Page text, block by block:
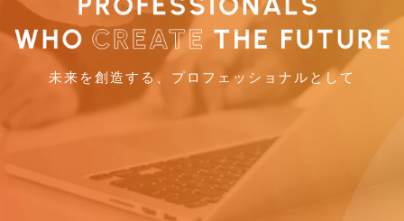
未来を創造する、プロフェッショナルとして